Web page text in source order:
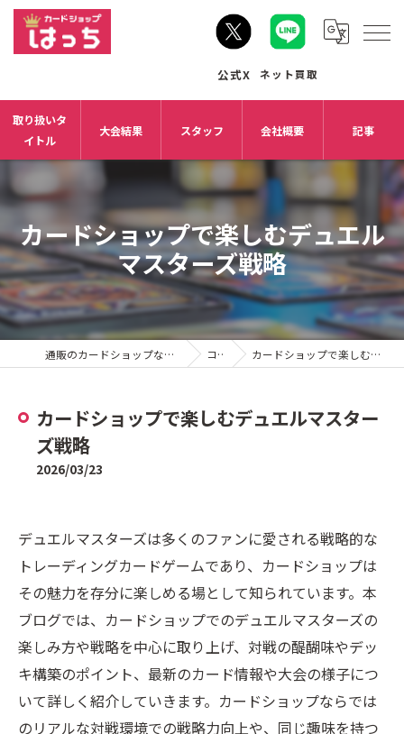
取り扱いタ
イトル
大会結果 スタッフ 会社概要 記事
カードショップで楽しむデュエル
マスターズ戦略
通販のカードショップならカードショップはっち コラム カードショップで楽しむデュエルマスターズ戦略
カードショップで楽しむデュエルマスター
ズ戦略
2026/03/23
デュエルマスターズは多くのファンに愛される戦略的な
トレーディングカードゲームであり、カードショップは
その魅力を存分に楽しめる場として知られています。本
ブログでは、カードショップでのデュエルマスターズの
楽しみ方や戦略を中心に取り上げ、対戦の醍醐味やデッ
キ構築のポイント、最新のカード情報や大会の様子につ
いて詳しく紹介していきます。カードショップならでは
のリアルな対戦環境での戦略力向上や、同じ趣味を持つ